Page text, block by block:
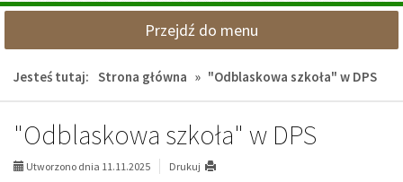
Przejdź do menu
Jesteś tutaj: Strona główna » "Odblaskowa szkoła" w DPS
"Odblaskowa szkoła" w DPS
Utworzono dnia 11.11.2025 Drukuj